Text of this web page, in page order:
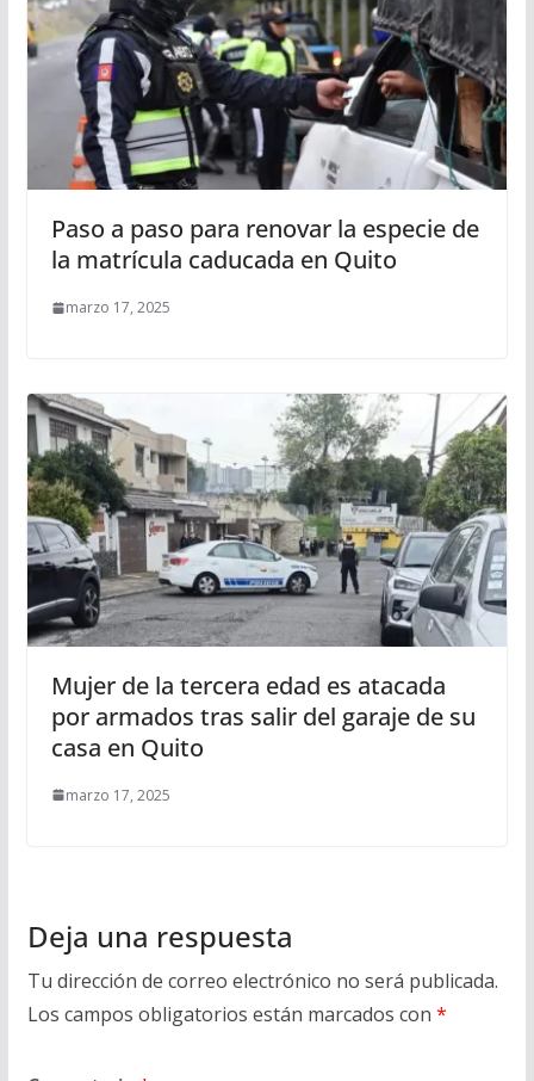
Paso a paso para renovar la especie de
la matrícula caducada en Quito
marzo 17, 2025
Mujer de la tercera edad es atacada
por armados tras salir del garaje de su
casa en Quito
marzo 17, 2025
Deja una respuesta
Tu dirección de correo electrónico no será publicada.
Los campos obligatorios están marcados con *